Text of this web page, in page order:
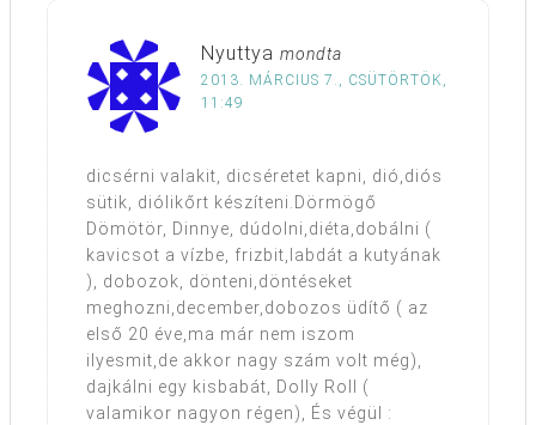
Nyuttya mondta
2013. MÁRCIUS 7., CSÜTÖRTÖK,
11:49
dicsérni valakit, dicséretet kapni, dió,diós
sütik, diólikőrt készíteni.Dörmögő
Dömötör, Dinnye, dúdolni,diéta,dobálni (
kavicsot a vízbe, frizbit,labdát a kutyának
), dobozok, dönteni,döntéseket
meghozni,december,dobozos üdítő ( az
első 20 éve,ma már nem iszom
ilyesmit,de akkor nagy szám volt még),
dajkálni egy kisbabát, Dolly Roll (
valamikor nagyon régen), És végül :